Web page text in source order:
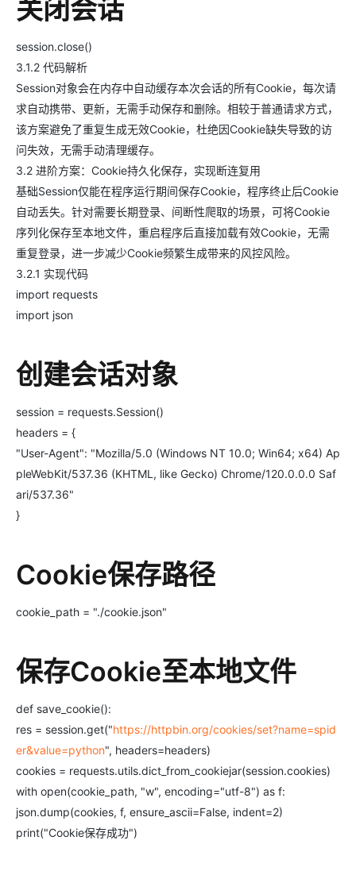
关闭会话
session.close()
3.1.2 代码解析
Session对象会在内存中自动缓存本次会话的所有Cookie，每次请
求自动携带、更新，无需手动保存和删除。相较于普通请求方式，
该方案避免了重复生成无效Cookie，杜绝因Cookie缺失导致的访
问失效，无需手动清理缓存。
3.2 进阶方案：Cookie持久化保存，实现断连复用
基础Session仅能在程序运行期间保存Cookie，程序终止后Cookie
自动丢失。针对需要长期登录、间断性爬取的场景，可将Cookie
序列化保存至本地文件，重启程序后直接加载有效Cookie，无需
重复登录，进一步减少Cookie频繁生成带来的风控风险。
3.2.1 实现代码
import requests
import json
创建会话对象
session = requests.Session()
headers = {
"User-Agent": "Mozilla/5.0 (Windows NT 10.0; Win64; x64) Ap
pleWebKit/537.36 (KHTML, like Gecko) Chrome/120.0.0.0 Saf
ari/537.36"
}
Cookie保存路径
cookie_path = "./cookie.json"
保存Cookie至本地文件
def save_cookie():
res = session.get("https://httpbin.org/cookies/set?name=spid
er&value=python", headers=headers)
cookies = requests.utils.dict_from_cookiejar(session.cookies)
with open(cookie_path, "w", encoding="utf-8") as f:
json.dump(cookies, f, ensure_ascii=False, indent=2)
print("Cookie保存成功")